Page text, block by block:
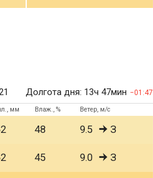
Долгота дня: 13ч 47мин 01:47
мм Влаж., % Ветер, м/с
48 9.5 З
45 9.0 З